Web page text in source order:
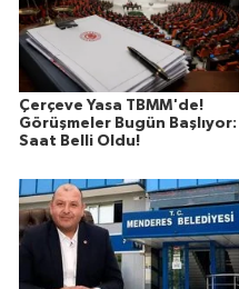
Çerçeve Yasa TBMM'de!
Görüşmeler Bugün Başlıyor:
Saat Belli Oldu!